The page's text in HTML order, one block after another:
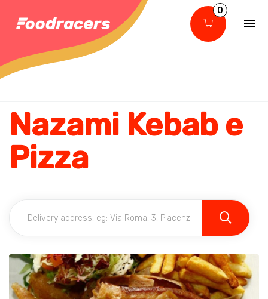
0
Nazami Kebab e
Pizza